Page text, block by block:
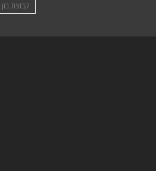
קבוצת בזן